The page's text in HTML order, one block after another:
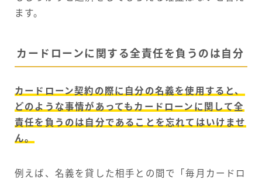
ます。
カードローンに関する全責任を負うのは自分
カードローン契約の際に自分の名義を使用すると、
どのような事情があってもカードローンに関して全
責任を負うのは自分であることを忘れてはいけませ
ん。
例えば、名義を貸した相手との間で「毎月カードロ